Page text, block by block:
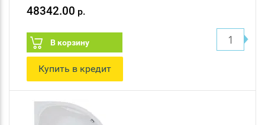
48342.00 р.
В корзину
Купить в кредит